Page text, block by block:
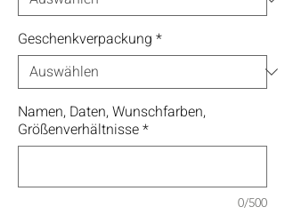
Geschenkverpackung *
Namen, Daten, Wunschfarben,
Größenverhältnisse*
0/500